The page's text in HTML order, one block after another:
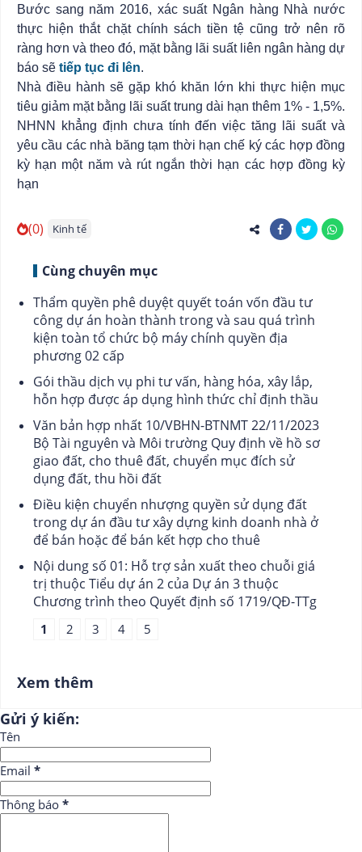
Bước sang năm 2016, xác suất Ngân hàng Nhà nước
thực hiện thắt chặt chính sách tiền tệ cũng trở nên rõ
ràng hơn và theo đó, mặt bằng lãi suất liên ngân hàng dự
báo sẽ tiếp tục đi lên.
Nhà điều hành sẽ gặp khó khăn lớn khi thực hiện mục
tiêu giảm mặt bằng lãi suất trung dài hạn thêm 1% - 1,5%.
NHNN khẳng định chưa tính đến việc tăng lãi suất và
yêu cầu các nhà băng tạm thời hạn chế ký các hợp đồng
kỳ hạn một năm và rút ngắn thời hạn các hợp đồng kỳ
hạn
(0) Kinh tế
Cùng chuyên mục
Thẩm quyền phê duyệt quyết toán vốn đầu tư
công dự án hoàn thành trong và sau quá trình
kiện toàn tổ chức bộ máy chính quyền địa
phương 02 cấp
Gói thầu dịch vụ phi tư vấn, hàng hóa, xây lắp,
hỗn hợp được áp dụng hình thức chỉ định thầu
Văn bản hợp nhất 10/VBHN-BTNMT 22/11/2023
Bộ Tài nguyên và Môi trường Quy định về hồ sơ
giao đất, cho thuê đất, chuyển mục đích sử
dụng đất, thu hồi đất
Điều kiện chuyển nhượng quyền sử dụng đất
trong dự án đầu tư xây dựng kinh doanh nhà ở
để bán hoặc để bán kết hợp cho thuê
Nội dung số 01: Hỗ trợ sản xuất theo chuỗi giá
trị thuộc Tiểu dự án 2 của Dự án 3 thuộc
Chương trình theo Quyết định số 1719/QĐ-TTg
1 2 3 4 5
Xem thêm
Gửi ý kiến:
Tên
Email *
Thông báo *